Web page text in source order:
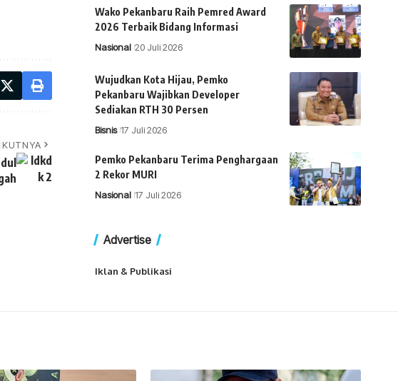
Wako Pekanbaru Raih Pemred Award
2026 Terbaik Bidang Informasi
Nasional 20 Juli 2026
Wujudkan Kota Hijau, Pemko
Pekanbaru Wajibkan Developer
Sediakan RTH 30 Persen
Bisnis 17 Juli 2026
Pemko Pekanbaru Terima Penghargaan
2 Rekor MURI
Nasional 17 Juli 2026
Advertise
Iklan & Publikasi